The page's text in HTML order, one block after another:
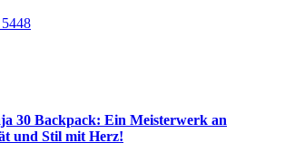
30 Backpack: Ein Meisterwerk an
und Stil mit Herz!